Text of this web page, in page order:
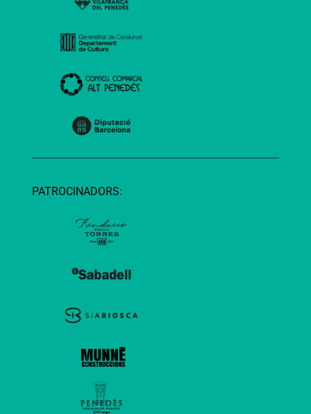
PATROCINADORS: